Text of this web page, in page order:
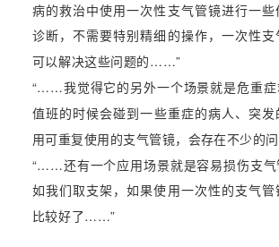
病的救治中使用一次性支气管镜进行一些
诊断，不需要特别精细的操作，一次性
可以解决这些问题的……”
“……我觉得它的另外一个场景就是危重
值班的时候会碰到一些重症的病人、突
用可重复使用的支气管镜，会存在不少的
“……还有一个应用场景就是容易损伤支
如我们取支架，如果使用一次性的支气
比较好了……”